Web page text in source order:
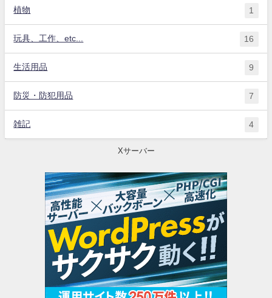
植物 1
玩具、工作、etc... 16
生活用品 9
防災・防犯用品 7
雑記 4
Xサーバー